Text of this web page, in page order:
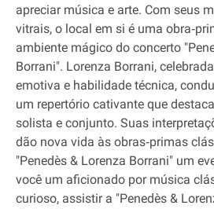
apreciar música e arte. Com seus
vitrais, o local em si é uma
ambiente mágico do concerto
Borrani". Lorenza Borrani,
emotiva e habilidade técnica,
um repertório cativante que
solista e conjunto. Suas
dão nova vida às obras‐primas
"Penedès & Lorenza Borrani" um
você um aficionado por música
curioso, assistir a "Penedès &